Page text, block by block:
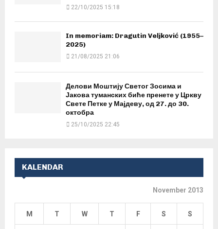
22/10/2025 15:18
In memoriam: Dragutin Veljković (1955–
2025)
21/08/2025 21:06
Делови Моштију Светог Зосима и
Јакова туманских биће пренете у Цркву
Свете Петке у Мајдеву, од 27. до 30.
октобра
25/10/2025 22:45
KALENDAR
November 2013
M T W T F S S